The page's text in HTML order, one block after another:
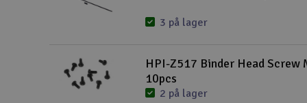
3 på lager
HPI-Z517 Binder Head Screw
10pcs
2 på lager